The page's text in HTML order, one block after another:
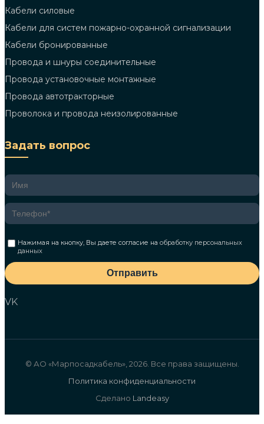
Кабели силовые
Кабели для систем пожарно-охранной сигнализации
Кабели бронированные
Провода и шнуры соединительные
Провода установочные монтажные
Провода автотракторные
Проволока и провода неизолированные
Задать вопрос
Нажимая на кнопку, Вы даете согласие наобработку персональных
данных
Отправить
VK
© АО «Марпосадкабель», 2026. Все права защищены.
Политика конфиденциальности
Сделано Landeasy